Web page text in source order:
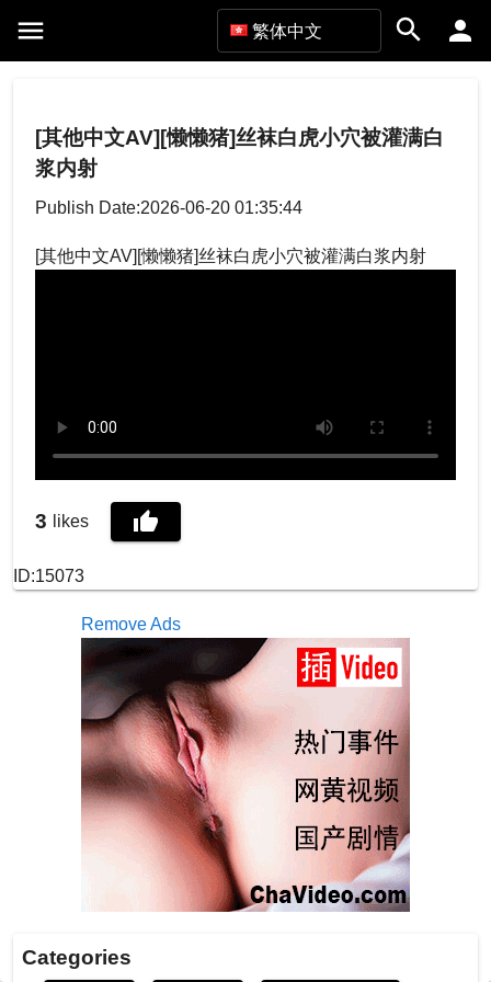
繁体中文
[其他中文AV][懒懒猪]丝袜白虎小穴被灌满白
浆内射
Publish Date:2026-06-20 01:35:44
[其他中文AV][懒懒猪]丝袜白虎小穴被灌满白浆内射
3 likes
ID:15073
Remove Ads
Categories